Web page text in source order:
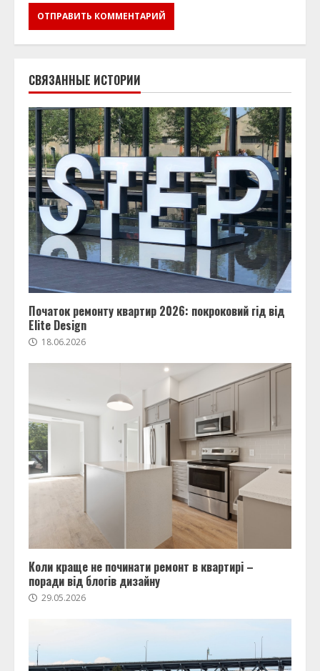
СВЯЗАННЫЕ ИСТОРИИ
Початок ремонту квартир 2026: покроковий гід від
Elite Design
18.06.2026
Коли краще не починати ремонт в квартирі –
поради від блогів дизайну
29.05.2026